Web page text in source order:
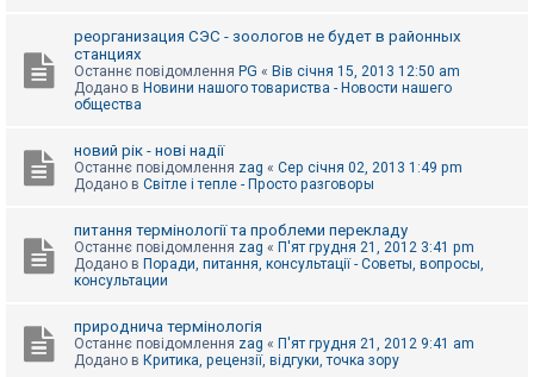
реорганизация СЭС - зоологов не будет в районных
станциях
Останнє повідомлення PG « Вів січня 15, 2013 12:50 am
Додано в Новини нашого товариства - Новости нашего
общества
новий рік - нові надії
Останнє повідомлення zag « Сер січня 02, 2013 1:49 pm
Додано в Світле і тепле - Просто разговоры
питання термінології та проблеми перекладу
Останнє повідомлення zag « П'ят грудня 21, 2012 3:41 pm
Додано в Поради, питання, консультації - Советы, вопросы,
консультации
природнича термінологія
Останнє повідомлення zag « П'ят грудня 21, 2012 9:41 am
Додано в Критика, рецензії, відгуки, точка зору